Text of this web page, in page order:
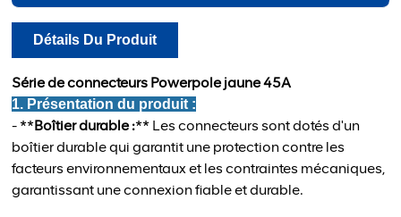
Détails Du Produit
Série de connecteurs Powerpole jaune 45A
1. Présentation du produit :
- **Boîtier durable :** Les connecteurs sont dotés d'un
boîtier durable qui garantit une protection contre les
facteurs environnementaux et les contraintes mécaniques,
garantissant une connexion fiable et durable.